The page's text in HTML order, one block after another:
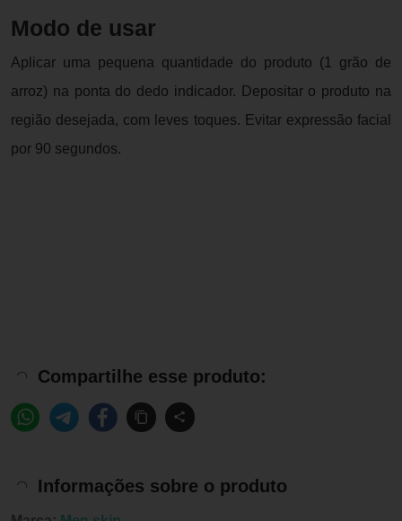
Modo de usar
Aplicar uma pequena quantidade do produto (1 grão de
arroz) na ponta do dedo indicador. Depositar o produto na
região desejada, com leves toques. Evitar expressão facial
por 90 segundos.
Compartilhe esse produto:
Informações sobre o produto